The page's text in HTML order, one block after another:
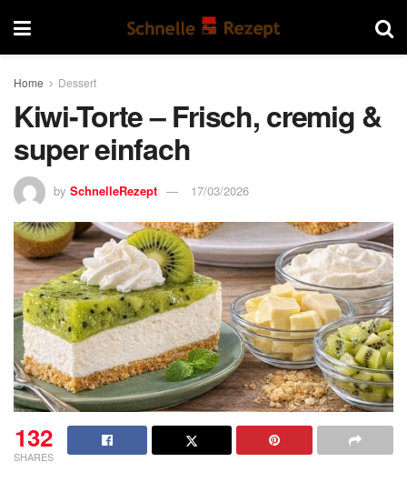
Home Dessert
Kiwi-Torte – Frisch, cremig &
super einfach
by SchnelleRezept 17/03/2026
132
SHARES